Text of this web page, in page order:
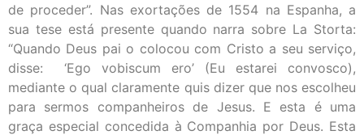
de proceder”. Nas exortações de 1554 na Espanha, a
sua tese está presente quando narra sobre La Storta:
“Quando Deus pai o colocou com Cristo a seu serviço,
disse: ‘Ego vobiscum ero’ (Eu estarei convosco),
mediante o qual claramente quis dizer que nos escolheu
para sermos companheiros de Jesus. E esta é uma
graça especial concedida à Companhia por Deus. Esta